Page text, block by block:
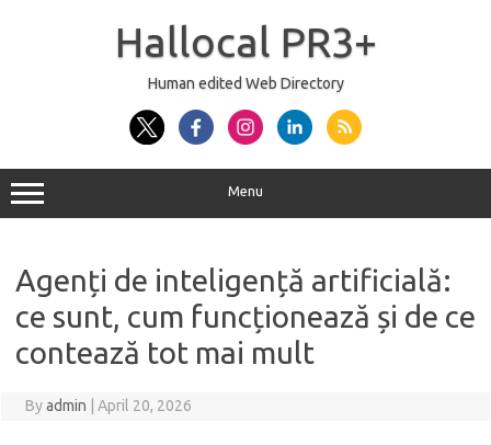
Hallocal PR3+
Human edited Web Directory
Menu
Agenți de inteligență artificială:
ce sunt, cum funcționează și de ce
contează tot mai mult
Byadmin April 20, 2026